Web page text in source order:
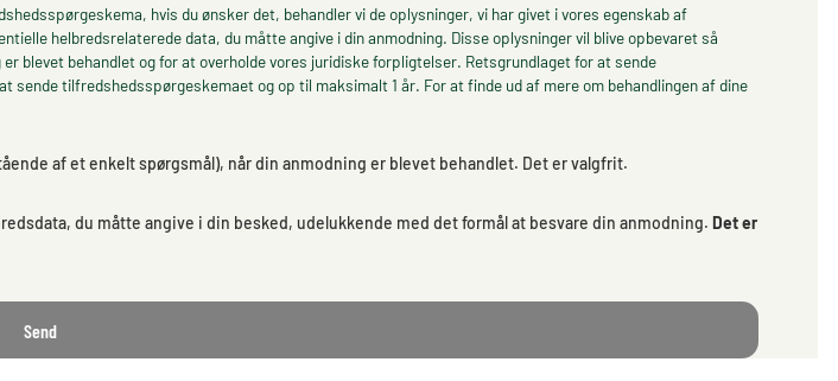
hvis du ønsker det, behandler vi de oplysninger, vi har givet i vores egenskab af
helbredsrelaterede data, du måtte angive i din anmodning. Disse oplysninger vil blive opbevaret så
blevet behandlet og for at overholde vores juridiske forpligtelser. Retsgrundlaget for at sende
tilfredshedsspørgeskemaet og op til maksimalt 1 år. For at finde ud af mere om behandlingen af dine
af et enkelt spørgsmål), når din anmodning er blevet behandlet. Det er valgfrit.
du måtte angive i din besked, udelukkende med det formål at besvare din anmodning.Det er
Send